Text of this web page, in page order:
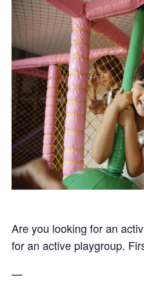
Are you looking for an
for an active playgroup.
—